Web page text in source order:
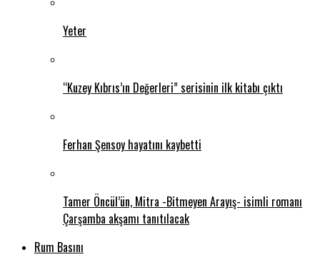
Yeter
“Kuzey Kıbrıs’ın Değerleri” serisinin ilk kitabı çıktı
Ferhan Şensoy hayatını kaybetti
Tamer Öncül’ün, Mitra -Bitmeyen Arayış- isimli romanı
Çarşamba akşamı tanıtılacak
Rum Basını